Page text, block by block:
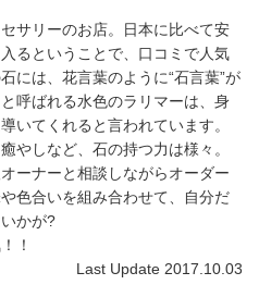
サリーのお店。日本に比べて安
るということで、口コミで人気
には、花言葉のように“石言葉”が
呼ばれる水色のラリマーは、身
いてくれると言われています。
やしなど、石の持つ力は様々。
ーナーと相談しながらオーダー
色合いを組み合わせて、自分だ
かが?
！
Last Update 2017.10.03